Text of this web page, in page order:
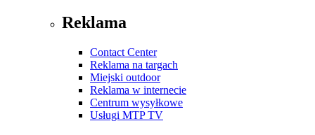
Reklama
Contact Center
Reklama na targach
Miejski outdoor
Reklama w internecie
Centrum wysyłkowe
Usługi MTP TV